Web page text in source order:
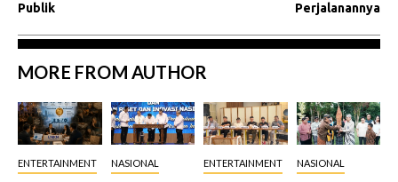
Publik
Perjalanannya
MORE FROM AUTHOR
ENTERTAINMENT NASIONAL ENTERTAINMENT NASIONAL